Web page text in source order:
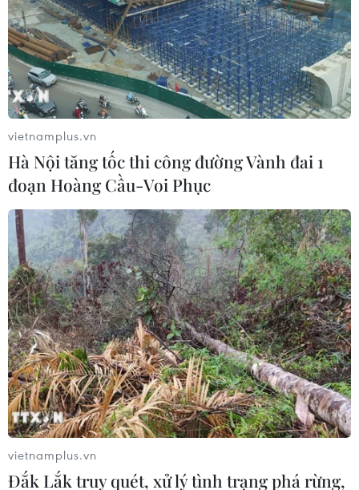
TIN LIÊN QUAN
Saudi Arabia ủng hộ OPEC+ gia hạn cắt
giảm sản lượng dầu mỏ
30/03/2021 06:30
Các nguồn thạo tin cho rằng xu hướng áp đặt lệnh
phong tỏa mới nhiều khả năng sẽ khiến OPEC+ quyết
định kéo dài việc cắt giảm đến tháng Năm, khi các
nước thành viên tiến hành nhóm họp vào ngày 1/4.
vietnamplus.vn
Hà Nội tăng tốc thi công đường Vành đai 1
đoạn Hoàng Cầu-Voi Phục
vietnamplus.vn
Đắk Lắk truy quét, xử lý tình trạng phá rừng,